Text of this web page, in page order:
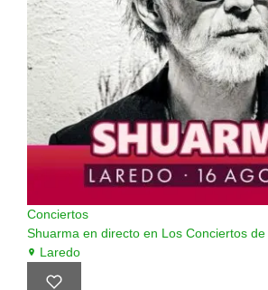
Conciertos
Shuarma en directo en Los Conciertos
Laredo